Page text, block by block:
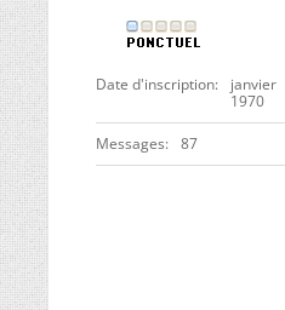
Date d'inscription
janvier
1970
Messages 87